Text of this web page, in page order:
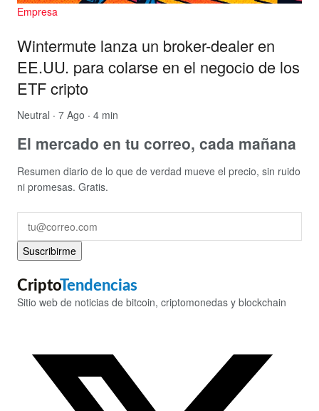
Empresa
Wintermute lanza un broker-dealer en
EE.UU. para colarse en el negocio de los
ETF cripto
Neutral · 7 Ago · 4 min
El mercado en tu correo, cada mañana
Resumen diario de lo que de verdad mueve el precio, sin ruido
ni promesas. Gratis.
Suscribirme
CriptoTendencias
Sitio web de noticias de bitcoin, criptomonedas y blockchain